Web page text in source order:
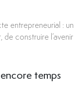
entrepreneurial : un
de construire l’avenir
temps